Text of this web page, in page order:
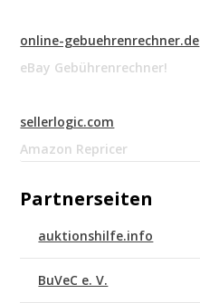
online-gebuehrenrechner.de
eBay Gebührenrechner!
sellerlogic.com
Amazon Repricer
Partnerseiten
auktionshilfe.info
BuVeC e. V.